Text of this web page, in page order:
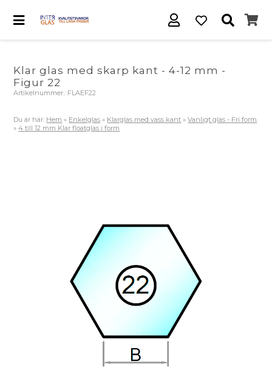
Klar glas med skarp kant - 4-12 mm -
Figur 22
Artikelnummer.: FLAEF22
Du är här: Hem » Enkelglas » Klarglas med vass kant »Vanligt glas - Fri form
»4 till 12 mm Klar floatglas i form